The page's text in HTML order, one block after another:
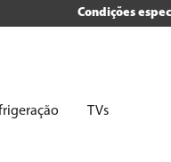
Condições
TVs